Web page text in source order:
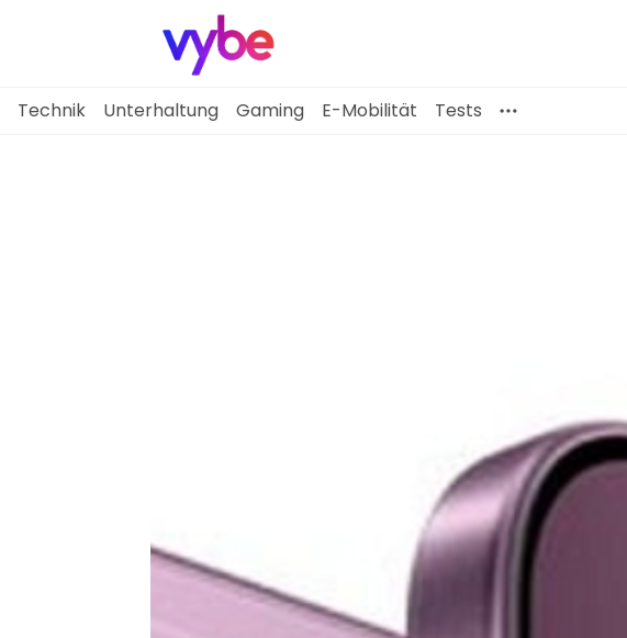
Tests
Technik Unterhaltung Gaming E-Mobilität Tests